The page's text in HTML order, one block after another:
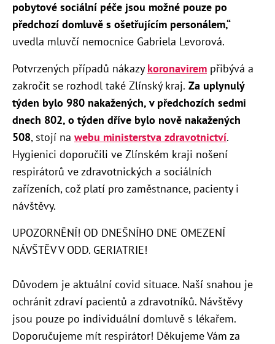
pobytové sociální péče jsou možné pouze po
předchozí domluvě s ošetřujícím personálem,“
uvedla mluvčí nemocnice Gabriela Levorová.
Potvrzených případů nákazy koronavirem přibývá a
zakročit se rozhodl také Zlínský kraj. Za uplynulý
týden bylo 980 nakažených, v předchozích sedmi
dnech 802, o týden dříve bylo nově nakažených
508, stojí na webu ministerstva zdravotnictví.
Hygienici doporučili ve Zlínském kraji nošení
respirátorů ve zdravotnických a sociálních
zařízeních, což platí pro zaměstnance, pacienty i
návštěvy.
UPOZORNĚNÍ! OD DNEŠNÍHO DNE OMEZENÍ
NÁVŠTĚV V ODD. GERIATRIE!
Důvodem je aktuální covid situace. Naší snahou je
ochránit zdraví pacientů a zdravotníků. Návštěvy
jsou pouze po individuální domluvě s lékařem.
Doporučujeme mít respirátor! Děkujeme Vám za